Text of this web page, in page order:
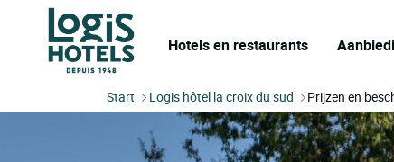
Hotels en restaurants
Start Logis hôtel la croix du sud Prijzen en